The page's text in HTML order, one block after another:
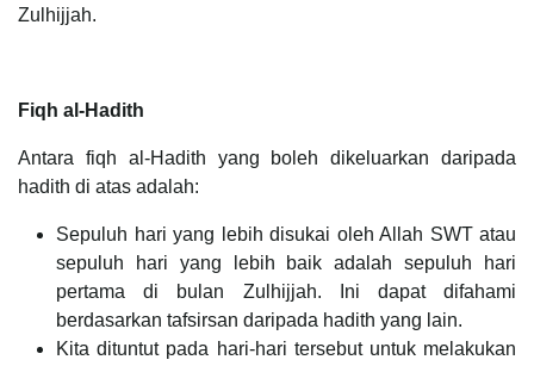
Zulhijjah.
Fiqh al-Hadith
Antara fiqh al-Hadith yang boleh dikeluarkan daripada
hadith di atas adalah:
Sepuluh hari yang lebih disukai oleh Allah SWT atau
sepuluh hari yang lebih baik adalah sepuluh hari
pertama di bulan Zulhijjah. Ini dapat difahami
berdasarkan tafsirsan daripada hadith yang lain.
Kita dituntut pada hari-hari tersebut untuk melakukan